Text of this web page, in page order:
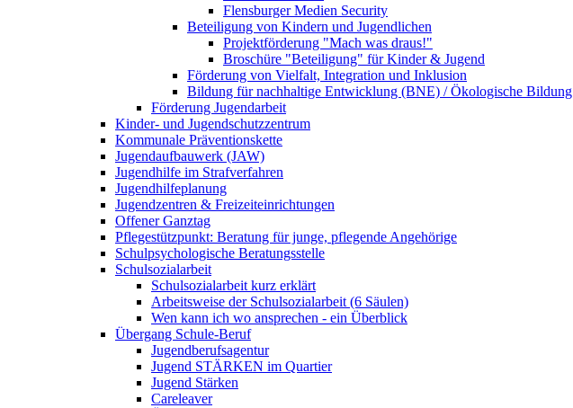
Flensburger Medien Security
Beteiligung von Kindern und Jugendlichen
Projektförderung "Mach was draus!"
Broschüre "Beteiligung" für Kinder & Jugend
Förderung von Vielfalt, Integration und Inklusion
Bildung für nachhaltige Entwicklung (BNE) / Ökologische Bildung
Förderung Jugendarbeit
Kinder- und Jugendschutzzentrum
Kommunale Präventionskette
Jugendaufbauwerk (JAW)
Jugendhilfe im Strafverfahren
Jugendhilfeplanung
Jugendzentren & Freizeiteinrichtungen
Offener Ganztag
Pflegestützpunkt: Beratung für junge, pflegende Angehörige
Schulpsychologische Beratungsstelle
Schulsozialarbeit
Schulsozialarbeit kurz erklärt
Arbeitsweise der Schulsozialarbeit (6 Säulen)
Wen kann ich wo ansprechen - ein Überblick
Übergang Schule-Beruf
Jugendberufsagentur
Jugend STÄRKEN im Quartier
Jugend Stärken
Careleaver